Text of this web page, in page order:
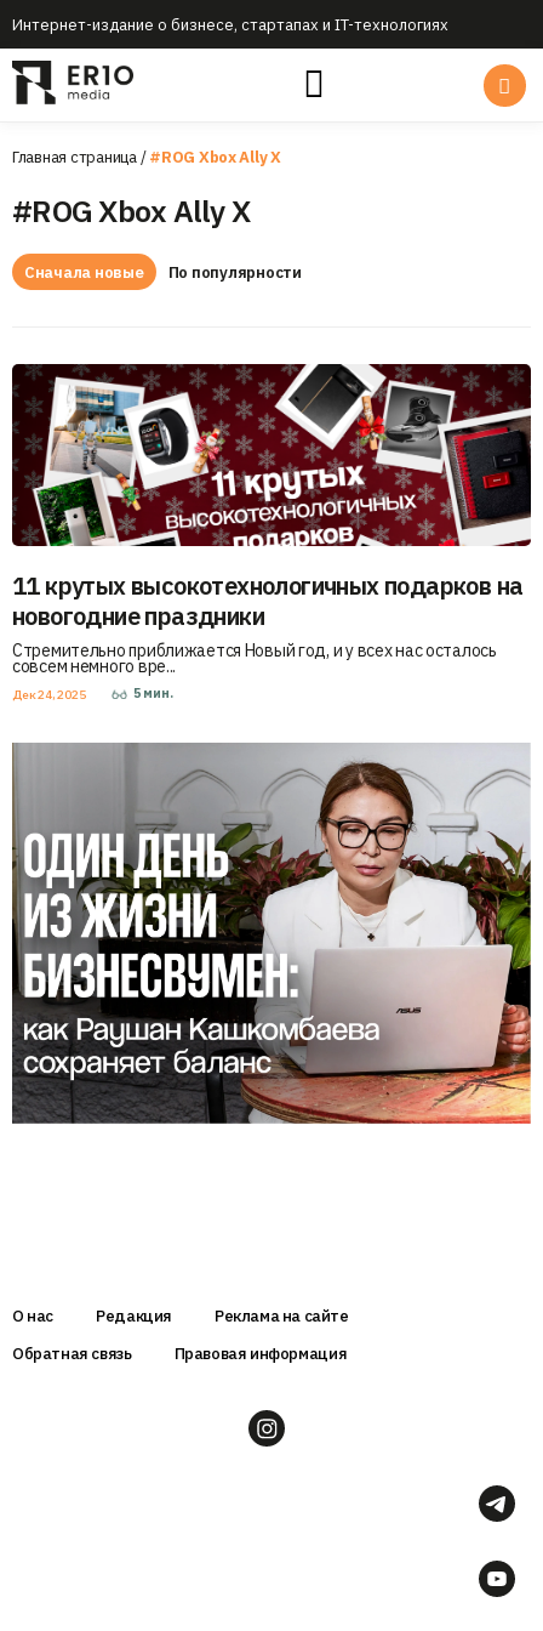
Интернет-издание о бизнесе, стартапах и IT-технологиях
Главная страница/#ROG Xbox Ally X
#ROG Xbox Ally X
Сначала новые По популярности
11 крутых высокотехнологичных подарков на
новогодние праздники
Стремительно приближается Новый год, и у всех нас осталось
совсем немного вре...
Дек 24, 2025 5 мин.
О нас Редакция
Реклама на сайте
Обратная связь
Правовая информация